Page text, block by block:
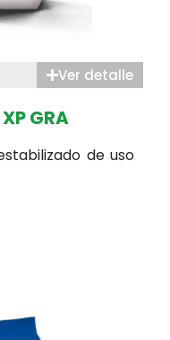
Ver detalle
GRA
de uso